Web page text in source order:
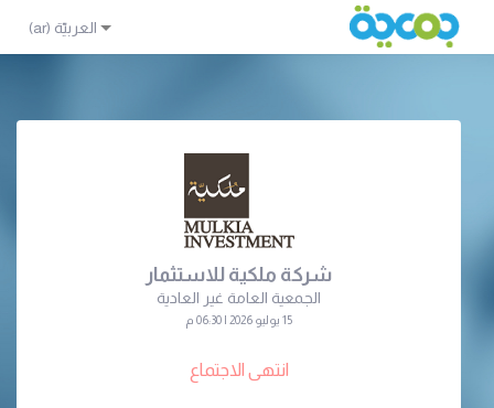
شركة ملكية للاستثمار
الجمعية العامة غير العادية
15 يوليو 2026 | 06:30 م
انتهى الاجتماع